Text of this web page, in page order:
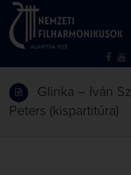
Glinka – Iván
Peters (kispartitúra)